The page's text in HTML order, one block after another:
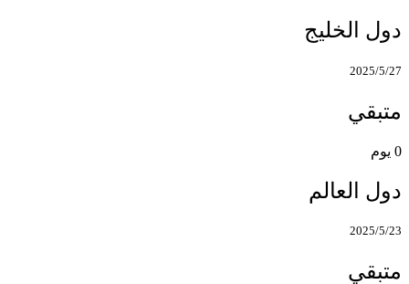
دول الخليج
2025/5/27
متبقي
0 يوم
دول العالم
2025/5/23
متبقي